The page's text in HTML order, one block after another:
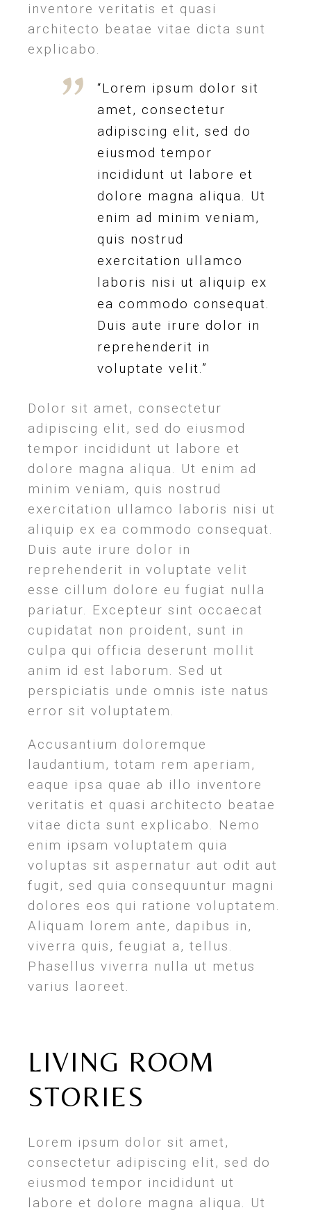
inventore veritatis et quasi
architecto beatae vitae dicta sunt
explicabo.
“Lorem ipsum dolor sit
amet, consectetur
adipiscing elit, sed do
eiusmod tempor
incididunt ut labore et
dolore magna aliqua. Ut
enim ad minim veniam,
quis nostrud
exercitation ullamco
laboris nisi ut aliquip ex
ea commodo consequat.
Duis aute irure dolor in
reprehenderit in
voluptate velit.”
Dolor sit amet, consectetur
adipiscing elit, sed do eiusmod
tempor incididunt ut labore et
dolore magna aliqua. Ut enim ad
minim veniam, quis nostrud
exercitation ullamco laboris nisi ut
aliquip ex ea commodo consequat.
Duis aute irure dolor in
reprehenderit in voluptate velit
esse cillum dolore eu fugiat nulla
pariatur. Excepteur sint occaecat
cupidatat non proident, sunt in
culpa qui officia deserunt mollit
anim id est laborum. Sed ut
perspiciatis unde omnis iste natus
error sit voluptatem.
Accusantium doloremque
laudantium, totam rem aperiam,
eaque ipsa quae ab illo inventore
veritatis et quasi architecto beatae
vitae dicta sunt explicabo. Nemo
enim ipsam voluptatem quia
voluptas sit aspernatur aut odit aut
fugit, sed quia consequuntur magni
dolores eos qui ratione voluptatem.
Aliquam lorem ante, dapibus in,
viverra quis, feugiat a, tellus.
Phasellus viverra nulla ut metus
varius laoreet.
LIVING ROOM
STORIES
Lorem ipsum dolor sit amet,
consectetur adipiscing elit, sed do
eiusmod tempor incididunt ut
labore et dolore magna aliqua. Ut